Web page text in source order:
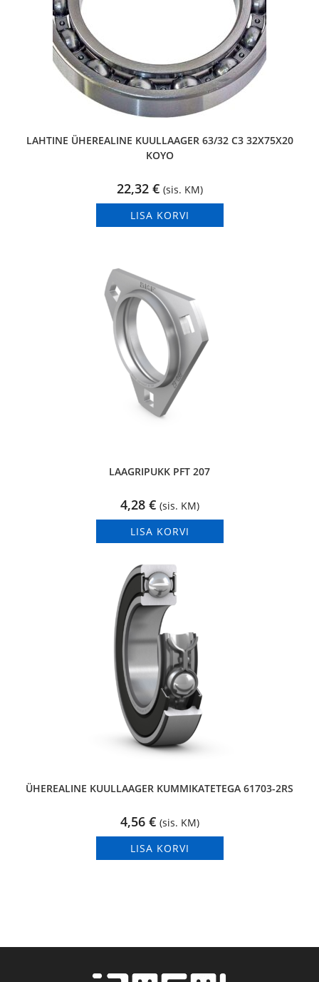
LAHTINE ÜHEREALINE KUULLAAGER 63/32 C3 32X75X20
KOYO
22,32 € (sis. KM)
LISA KORVI
LAAGRIPUKK PFT 207
4,28 € (sis. KM)
LISA KORVI
ÜHEREALINE KUULLAAGER KUMMIKATETEGA 61703-2RS
4,56 € (sis. KM)
LISA KORVI